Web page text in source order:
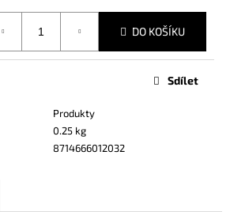
DO KOŠÍKU
Produkty
0.25 kg
8714666012032
Sdílet